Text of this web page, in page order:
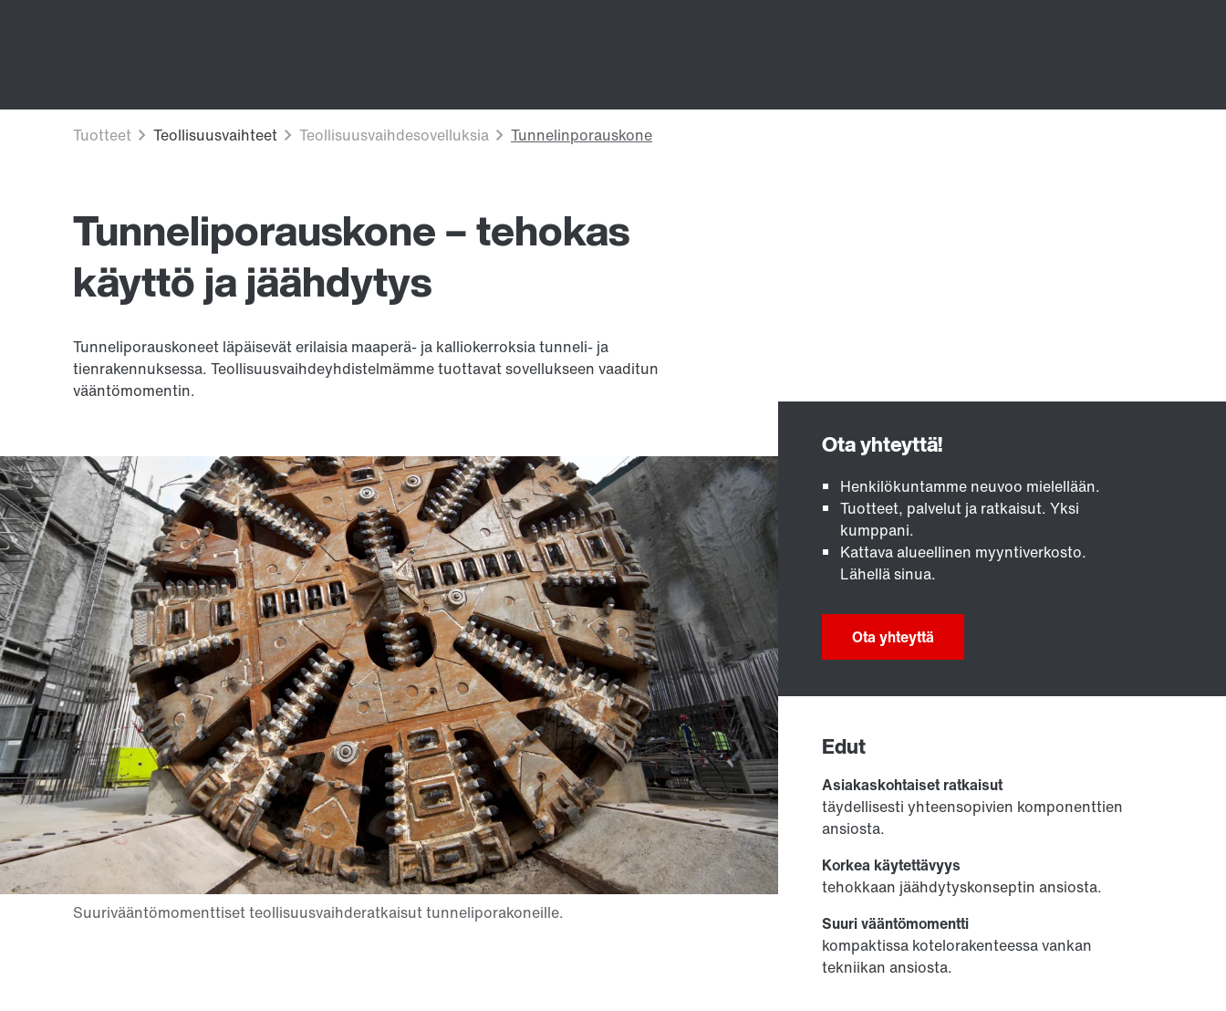
Tunneliporauskone – tehokas
käyttö ja jäähdytys
Tunneliporauskoneet läpäisevät erilaisia maaperä- ja kalliokerroksia tunneli- ja
tienrakennuksessa. Teollisuusvaihdeyhdistelmämme tuottavat sovellukseen vaaditun
vääntömomentin.
Henkilökuntamme neuvoo mielellään.
Tuotteet, palvelut ja ratkaisut. Yksi
kumppani.
Kattava alueellinen myyntiverkosto.
Lähellä sinua.
Ota yhteyttä
Edut
Asiakaskohtaiset ratkaisut
täydellisesti yhteensopivien komponenttien
ansiosta.
Korkea käytettävyys
tehokkaan jäähdytyskonseptin ansiosta.
Suuri vääntömomentti
kompaktissa kotelorakenteessa vankan
tekniikan ansiosta.